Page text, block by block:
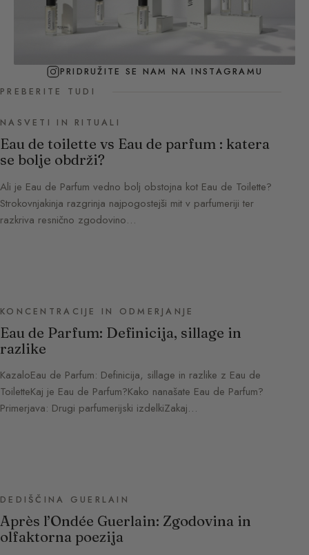
PRIDRUŽITE SE NAM NA INSTAGRAMU
PREBERITE TUDI
NASVETI IN RITUALI
Eau de toilette vs Eau de parfum : katera
se bolje obdrži?
Ali je Eau de Parfum vedno bolj obstojna kot Eau de Toilette?
Strokovnjakinja razgrinja najpogostejši mit v parfumeriji ter
razkriva resnično zgodovino…
KONCENTRACIJE IN ODMERJANJE
Eau de Parfum: Definicija, sillage in
razlike
KazaloEau de Parfum: Definicija, sillage in razlike z Eau de
ToiletteKaj je Eau de Parfum?Kako nanašate Eau de Parfum?
Primerjava: Drugi parfumerijski izdelkiZakaj…
DEDIŠČINA GUERLAIN
Après l’Ondée Guerlain: Zgodovina in
olfaktorna poezija